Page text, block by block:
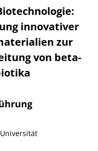
innovativer
zur
von beta-